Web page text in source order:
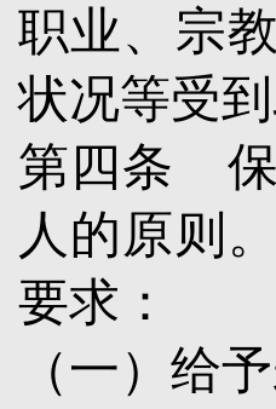
职业、宗
状况等受到
第四条 保
人的原则
要求：
（一）给